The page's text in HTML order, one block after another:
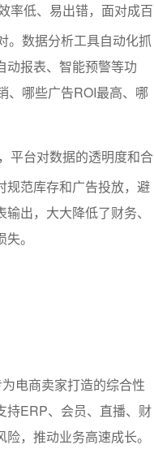
率低、易出错，面对成百
。数据分析工具自动化抓
动报表、智能预警等功
、哪些广告ROI最高、哪
平台对数据的透明度和合
规范库存和广告投放，避
出，大大降低了财务、
。
电商卖家打造的综合性
持ERP、会员、直播、财
，推动业务高速成长。